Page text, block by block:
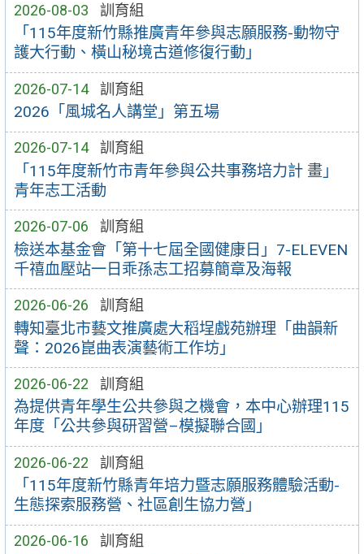
2026-08-03 訓育組
「115年度新竹縣推廣青年參與志願服務-動物守
護大行動、橫山秘境古道修復行動」
2026-07-14 訓育組
2026「風城名人講堂」第五場
2026-07-14 訓育組
「115年度新竹市青年參與公共事務培力計 畫」
青年志工活動
2026-07-06 訓育組
檢送本基金會「第十七屆全國健康日」7-ELEVEN
千禧血壓站一日乖孫志工招募簡章及海報
2026-06-26 訓育組
轉知臺北市藝文推廣處大稻埕戲苑辦理「曲韻新
聲：2026崑曲表演藝術工作坊」
2026-06-22 訓育組
為提供青年學生公共參與之機會，本中心辦理115
年度「公共參與研習營–模擬聯合國」
2026-06-22 訓育組
「115年度新竹縣青年培力暨志願服務體驗活動-
生態探索服務營、社區創生協力營」
2026-06-16 訓育組